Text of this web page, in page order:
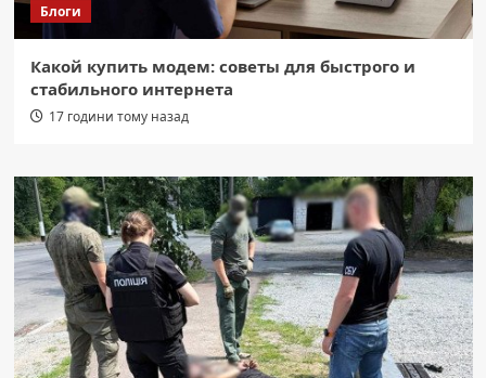
Блоги
Какой купить модем: советы для быстрого и
стабильного интернета
17 години тому назад